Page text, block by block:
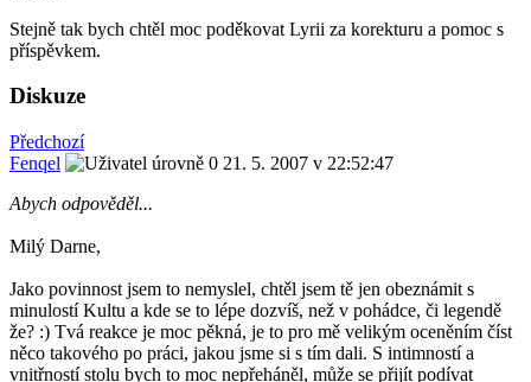
Stejně tak bych chtěl moc poděkovat Lyrii za korekturu a pomoc s
příspěvkem.
Diskuze
Předchozí
Fenqel
21. 5. 2007 v 22:52:47
Abych odpověděl...
Milý Darne,
Jako povinnost jsem to nemyslel, chtěl jsem tě jen obeznámit s
minulostí Kultu a kde se to lépe dozvíš, než v pohádce, či legendě
že? :) Tvá reakce je moc pěkná, je to pro mě velikým oceněním číst
něco takového po práci, jakou jsme si s tím dali. S intimností a
vnitřností stolu bych to moc nepřeháněl, může se přijít podívat